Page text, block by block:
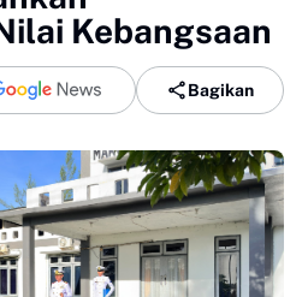
Kebangsaan
Bagikan